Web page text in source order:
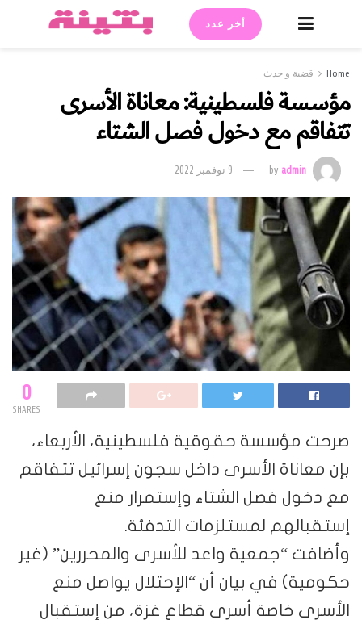
أخر عدد
Home قضية و حدث
مؤسسة فلسطينية: معاناة الأسرى
تتفاقم مع دخول فصل الشتاء
byadmin 9 نوفمبر 2022
0
SHARES
صرحت مؤسسة حقوقية فلسطينية، الأربعاء،
بإن معاناة الأسرى داخل سجون إسرائيل تتفاقم
مع دخول فصل الشتاء وإستمرار منع
إستقبالهم لمستلزمات التدفئة.
وأضافت “جمعية واعد للأسرى والمحررين” (غير
حكومية) في بيان أن “الإحتلال يواصل منع
الأسرى خاصة أسرى قطاع غزة، من إستقبال